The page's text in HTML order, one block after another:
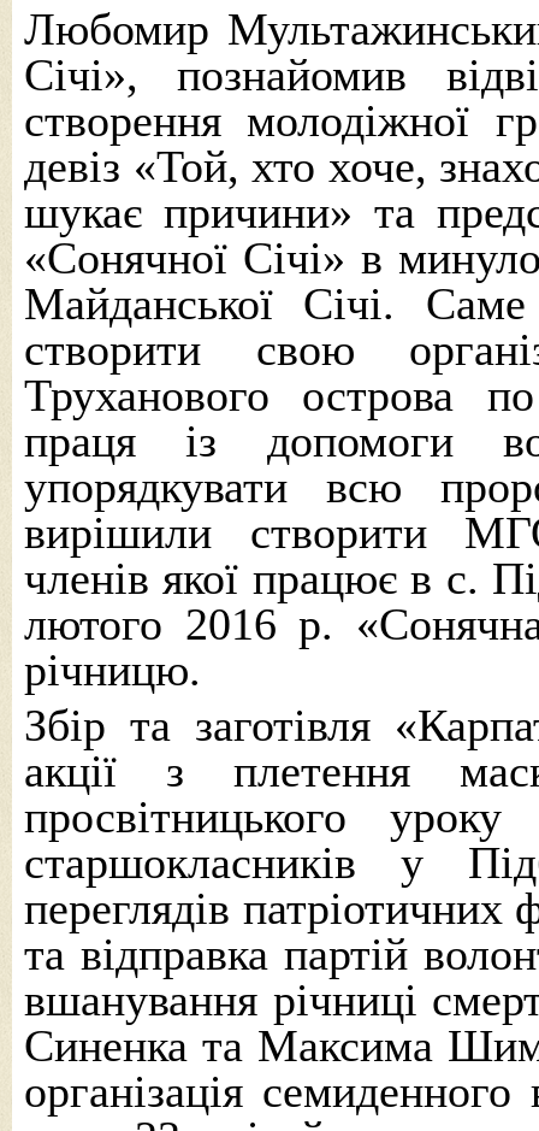
Любомир
Січі», познайомив
створення молодіжної
девіз «Той, хто хоче,
шукає причини» та
«Сонячної Січі» в
Майданської Січі.
створити свою
Труханового острова
праця із допомоги
упорядкувати всю
вирішили створити
членів якої працює в с.
лютого 2016 р.
річницю.
Збір та заготівля
акції з плетення
просвітницького
старшокласників у
переглядів патріотичних
та відправка партій
вшанування річниці
Синенка та Максима
організація